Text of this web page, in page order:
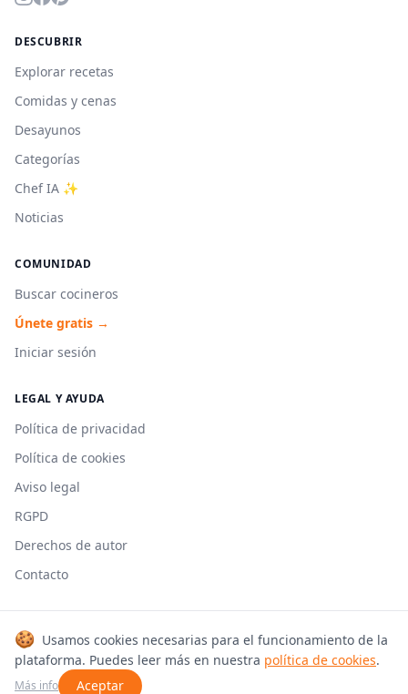
DESCUBRIR
Explorar recetas
Comidas y cenas
Desayunos
Categorías
Chef IA ✨
Noticias
COMUNIDAD
Buscar cocineros
Únete gratis →
Iniciar sesión
LEGAL Y AYUDA
Política de privacidad
Política de cookies
Aviso legal
RGPD
Derechos de autor
Contacto
© 2026 Cookmonkeys. Todos los derechos reservados.
Hecho con 🍳 en España
🍪 Usamos cookies necesarias para el funcionamiento de la
plataforma. Puedes leer más en nuestra política de cookies.
Más info Aceptar